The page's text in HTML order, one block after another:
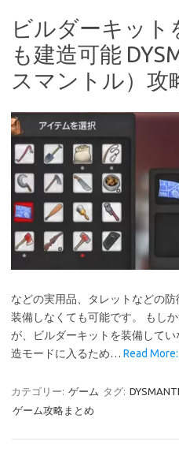
ビルダーキット
も建造可能
スマントル）攻
などの実用品、タレットなどの
装備しなくても可能です。 もし
が、ビルダーキットを装備して
造モードに入るため… Read
カテゴリー: ゲーム タグ:
ゲーム攻略まとめ